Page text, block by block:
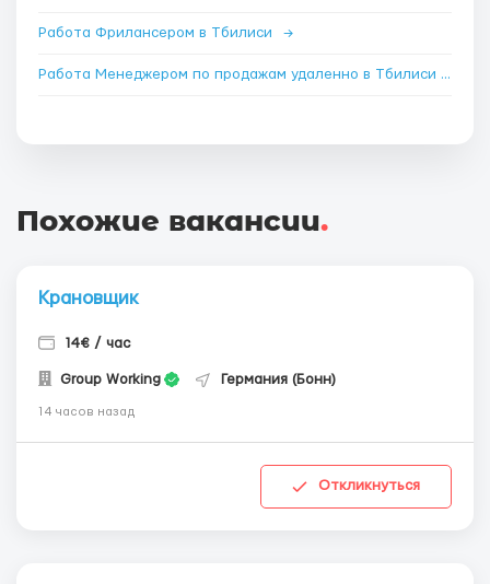
Работа Фрилансером в Тбилиси →
Работа Менеджером по продажам удаленно в Тбилиси→
Похожие вакансии.
Крановщик
14€ / час
Group Working Германия (Бонн)
14 часов назад
Откликнуться